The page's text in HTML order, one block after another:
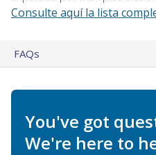
Consulte aquí la lista
FAQs
You've got
We're here to